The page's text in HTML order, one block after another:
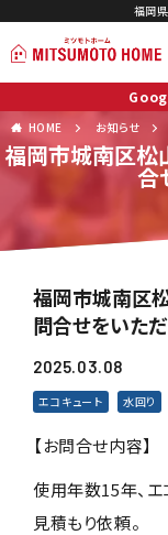
福岡
HOME お知らせ
福岡市城南区松
合
福岡市城南区
問合せをいただ
2025.03.08
エコキュート 水回り
【お問合せ内容】
使用年数15年、
見積もり依頼。